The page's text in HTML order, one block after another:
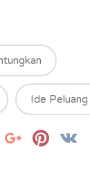
Ide Peluang